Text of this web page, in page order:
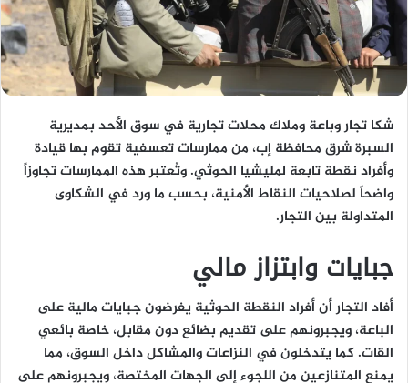
شكا تجار وباعة وملاك محلات تجارية في سوق الأحد بمديرية
السبرة شرق محافظة إب، من ممارسات تعسفية تقوم بها قيادة
وأفراد نقطة تابعة لمليشيا الحوثي. وتُعتبر هذه الممارسات تجاوزاً
واضحاً لصلاحيات النقاط الأمنية، بحسب ما ورد في الشكاوى
المتداولة بين التجار.
جبايات وابتزاز مالي
أفاد التجار أن أفراد النقطة الحوثية يفرضون جبايات مالية على
الباعة، ويجبرونهم على تقديم بضائع دون مقابل، خاصة بائعي
القات. كما يتدخلون في النزاعات والمشاكل داخل السوق، مما
يمنع المتنازعين من اللجوء إلى الجهات المختصة، ويجبرونهم على